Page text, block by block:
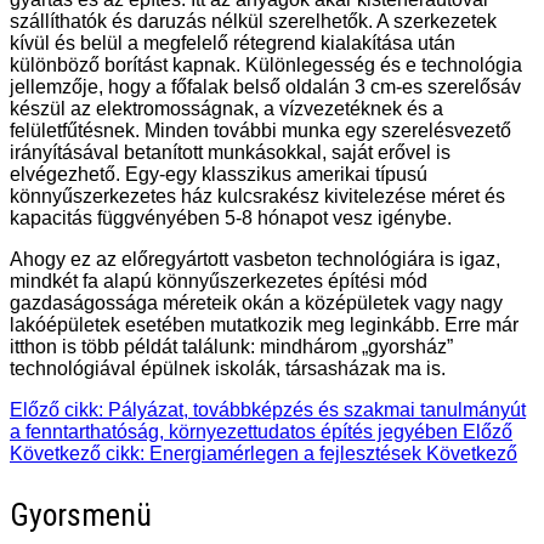
szállíthatók és daruzás nélkül szerelhetők. A szerkezetek
kívül és belül a megfelelő rétegrend kialakítása után
különböző borítást kapnak. Különlegesség és e technológia
jellemzője, hogy a főfalak belső oldalán 3 cm-es szerelősáv
készül az elektromosságnak, a vízvezetéknek és a
felületfűtésnek. Minden további munka egy szerelésvezető
irányításával betanított munkásokkal, saját erővel is
elvégezhető. Egy-egy klasszikus amerikai típusú
könnyűszerkezetes ház kulcsrakész kivitelezése méret és
kapacitás függvényében 5-8 hónapot vesz igénybe.
Ahogy ez az előregyártott vasbeton technológiára is igaz,
mindkét fa alapú könnyűszerkezetes építési mód
gazdaságossága méreteik okán a középületek vagy nagy
lakóépületek esetében mutatkozik meg leginkább. Erre már
itthon is több példát találunk: mindhárom „gyorsház”
technológiával épülnek iskolák, társasházak ma is.
Előző cikk: Pályázat, továbbképzés és szakmai tanulmányút
a fenntarthatóság, környezettudatos építés jegyében Előző
Következő cikk: Energiamérlegen a fejlesztések Következő
Gyorsmenü